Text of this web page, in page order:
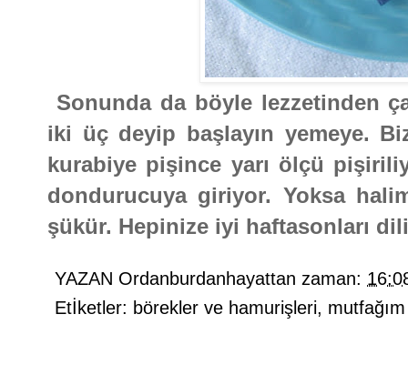
Sonunda da böyle lezzetinden
iki üç deyip başlayın yemeye.
kurabiye pişince yarı ölçü
dondurucuya giriyor. Yoksa
şükür. Hepinize iyi haftasonları
YAZAN Ordanburdanhayattan zaman:
Etİketler: börekler ve hamurişleri, mutfağım